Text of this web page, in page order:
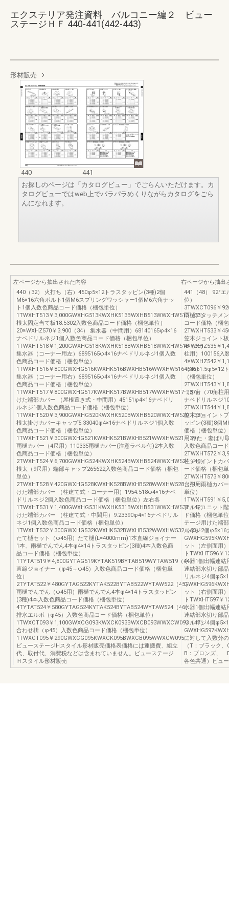
エクステリア発注資料 バルコニー編２ ビュー
ステージＨＦ 440-441(442-443)
形材販売
440
441
お探しのページは「カタログビュー」でごらんいただけます。カ
タログビューではweb上でパラパラめくりながらカタログをごら
んになれます。
左ページから抽出された内容
440（32） 火打ち（右）450φ5×12トラスタッピン(3種)2個
M6×16六角ボルト1個M6スプリングワッシャー1個M6六角ナッ
ト1個入数色商品コード価格（梱包単位）
1TWXHT513￥3,000GWXHG513KWXHK513BWXHB513WWXHW513（33）
根太固定当て板18.5302入数色商品コード価格（梱包単位）
20※WXHZ570￥3,900（34） 集水器（中間用）68140165φ4×16
ナベドリルネジ1個入数色商品コード価格（梱包単位）
1TWXHT518￥1,200GWXHG518KWXHK518BWXHB518WWXHW518（35）
集水器（コーナー用左）6895165φ4×16ナベドリルネジ1個入数
色商品コード価格（梱包単位）
1TWXHT516￥800GWXHG516KWXHK516BWXHB516WWXHW516（36）
集水器（コーナー用右）6895165φ4×16ナベドリルネジ1個入数
色商品コード価格（梱包単位）
1TWXHT517￥800GWXHG517KWXHK517BWXHB517WWXHW517（37）
けた端部カバー （屋根置き式・中間用）45151φ4×16ナベドリ
ルネジ1個入数色商品コード価格（梱包単位）
1TWXHT520￥3,900GWXHG520KWXHK520BWXHB520WWXHW520（38）
根太掛けカバーキャップ5.33040φ4×16ナベドリルネジ1個入数
色商品コード価格（梱包単位）
1TWXHT521￥300GWXHG521KWXHK521BWXHB521WWXHW521（39）
雨樋カバー（4尺用）110335雨樋カバー(注意ラベル付)2本入数
色商品コード価格（梱包単位）
2TWXHT524￥6,700GWXHG524KWXHK524BWXHB524WWXHW524（40）
根太（9尺用）端部キャップ265622入数色商品コード価格（梱包
単位）
2TWXHT528￥420GWXHG528KWXHK528BWXHB528WWXHW528（41）
けた端部カバー （柱建て式・コーナー用）1954.518φ4×16ナベ
ドリルネジ2個入数色商品コード価格（梱包単位）左右各
1TWXHT531￥1,400GWXHG531KWXHK531BWXHB531WWXHW531（42）
けた端部カバー （柱建て式・中間用）9.23390φ4×16ナベドリル
ネジ1個入数色商品コード価格（梱包単位）
1TWXHT532￥300GWXHG532KWXHK532BWXHB532WWXHW532（43）
たて樋セット（φ45用）たて樋(L=4000mm)1本直線ジョイナー
1本、雨樋でんでん4本φ4×14トラスタッピン(3種)4本入数色商
品コード価格（梱包単位）
1TYTAT519￥4,800GYTAG519KYTAK519BYTAB519WYTAW519（44）
直線ジョイナー（φ45→φ45）入数色商品コード価格（梱包単
位）
2TYTAT522￥480GYTAG522KYTAK522BYTAB522WYTAW522（45）
雨樋でんでん（φ45用）雨樋でんでん4本φ4×14トラスタッピン
(3種)4本入数色商品コード価格（梱包単位）
4TYTAT524￥580GYTAG524KYTAK524BYTAB524WYTAW524（46）
排水エルボ（φ45）入数色商品コード価格（梱包単位）
1TWXCT093￥1,100GWXCG093KWXCK093BWXCB093WWXCW093（47）
合わせ枡（φ45）入数色商品コード価格（梱包単位）
1TWXCT095￥290GWXCG095KWXCK095BWXCB095WWXCW095
ビューステージHスタイル形材販売価格表価格には運搬費、組立
代、取付代、消費税などは含まれていません。ビューステージ
Ｈスタイル形材販売
右ページから抽出
441（48） 92°
位）
3TWXCT096￥
雨樋アタッチメ
コード価格（梱
2TWXHT533￥
笠木ジョイント
4※WXHZ535￥
柱用）100156入
4※WXHZ542￥
454561.5φ5×12
（梱包単位）
2TWXHT543￥
つか台（70角柱
ナベドリルネジ
2TWXHT544￥
笠木ジョイント
ッピン(3種)8個
価格（梱包単位
用 けた・妻ばり
入数色商品コー
2TWXHT572￥
柱ジョイントカ
ード価格（梱包
2TWXHT573￥
台形用雨樋カバ
単位）
1TWXHT591￥
アルミユニット
ド価格（梱包単
テージ用けた端
ルネジ2個φ5×16
ット（左側面用
トTWXHT596￥
水器1個出幅連結
連結部水切り部
リルネジ4個
ット（右側面用
トTWXHT597￥
水器1個出幅連結
連結部水切り部
リルネジ4個
に対して入数分
（T：ブラック
B：ブロンズ、
各色共通）ビュ